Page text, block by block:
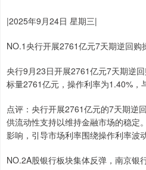
|2025年9月24日 星期三|
NO.1央行开展2761亿元7天期逆回购
央行9月23日开展2761亿元7天期逆
标量2761亿元，操作利率为1.40%，
点评：央行开展2761亿元的7天期逆
供流动性支持以维持金融市场的稳定
影响，引导市场利率围绕操作利率波动
NO.2A股银行板块集体反弹，南京银